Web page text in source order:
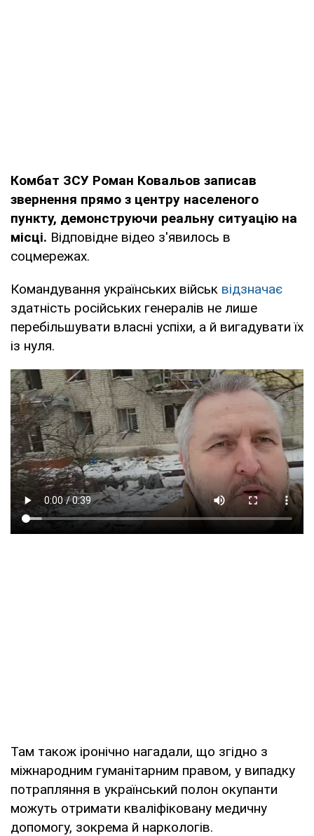
Комбат ЗСУ Роман Ковальов записав
звернення прямо з центру населеного
пункту, демонструючи реальну ситуацію на
місці. Відповідне відео з'явилось в
соцмережах.
Командування українських військ відзначає
здатність російських генералів не лише
перебільшувати власні успіхи, а й вигадувати їх
із нуля.
Там також іронічно нагадали, що згідно з
міжнародним гуманітарним правом, у випадку
потрапляння в український полон окупанти
можуть отримати кваліфіковану медичну
допомогу, зокрема й наркологів.